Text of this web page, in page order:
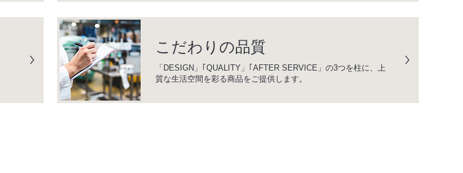
こだわりの品質
「DESIGN」｢QUALITY」｢AFTER SERVICE」の3つを柱に、上
質な生活空間を彩る商品をご提供します。